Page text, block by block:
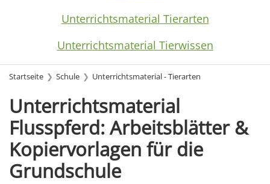
Unterrichtsmaterial Tierarten
Unterrichtsmaterial Tierwissen
Startseite Schule Unterrichtsmaterial - Tierarten
Unterrichtsmaterial
Flusspferd: Arbeitsblätter &
Kopiervorlagen für die
Grundschule